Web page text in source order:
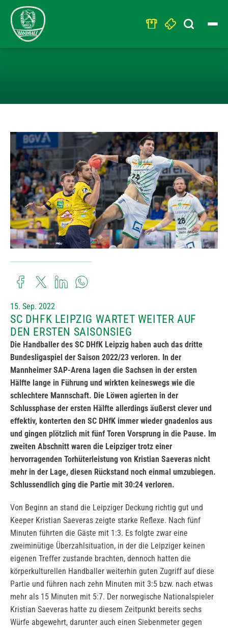
Search
for:
15. Sep. 2022
SC DHFK LEIPZIG WARTET WEITER AUF
DEN ERSTEN SAISONSIEG
Die Handballer des SC DHfK Leipzig haben auch das dritte
Bundesligaspiel der Saison 2022/23 verloren. In der
Mannheimer SAP-Arena lagen die Sachsen in der ersten
Hälfte lange in Führung und wirkten keineswegs wie die
schlechtere Mannschaft. Die Löwen agierten in der
Schlussphase der ersten Hälfte allerdings äußerst clever und
effektiv, konterten den SC DHfK immer wieder gnadenlos aus
und gingen plötzlich mit fünf Toren Vorsprung in die Pause. Im
zweiten Abschnitt waren die Leipziger trotz einer
hervorragenden Torhüterleistung von Kristian Saeveras nicht
mehr in der Lage, diesen Rückstand noch einmal umzubiegen.
Schlussendlich ging die Partie mit 30:24 verloren.
Von Beginn an stand die Leipziger Deckung richtig gut und
Keeper Kristian Saeveras zeigte starke Reflexe. Nach fünf
Minuten führten die Gäste mit 1:3. Es folgte zwar eine
zweiminütige Überzahlsituation, in der die Leipziger keinen
eigenen Treffer zustande brachten, dennoch hatten die
körperkulturellen Handballer weiterhin guten Zugriff auf diese
Partie und führen nach zehn Minuten mit 3:5 bzw. nach etwas
mehr als 15 Minuten mit 5:7. Der norwegische Nationalspieler
Kristian Saeveras hatte zu diesem Zeitpunkt bereits sechs
Würfe abgewehrt, darunter auch einen Siebenmeter gegen